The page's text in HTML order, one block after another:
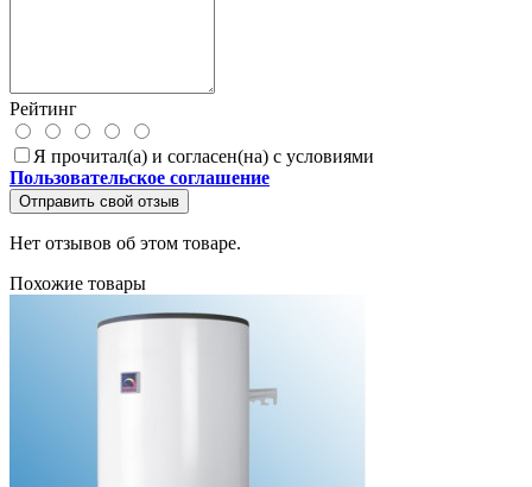
Рейтинг
Я прочитал(а) и согласен(на) с условиями
Пользовательское соглашение
Отправить свой отзыв
Нет отзывов об этом товаре.
Похожие товары